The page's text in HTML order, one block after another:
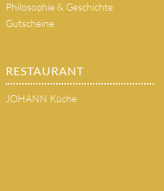
Philosophie & Geschichte
Gutscheine
RESTAURANT
JOHANN Küche